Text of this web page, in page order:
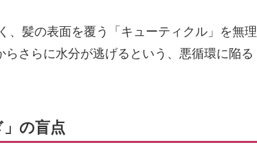
、髪の表面を覆う「キューティクル」を無理
さらに水分が逃げるという、悪循環に陥る
の盲点